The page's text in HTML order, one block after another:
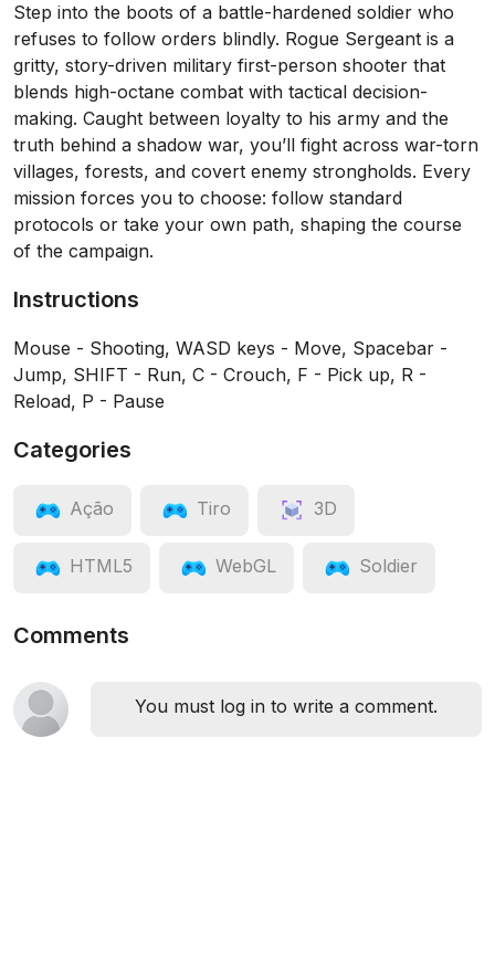
Step into the boots of a battle-hardened soldier who
refuses to follow orders blindly. Rogue Sergeant is a
gritty, story-driven military first-person shooter that
blends high-octane combat with tactical decision-
making. Caught between loyalty to his army and the
truth behind a shadow war, you’ll fight across war-torn
villages, forests, and covert enemy strongholds. Every
mission forces you to choose: follow standard
protocols or take your own path, shaping the course
of the campaign.
Instructions
Mouse - Shooting, WASD keys - Move, Spacebar -
Jump, SHIFT - Run, C - Crouch, F - Pick up, R -
Reload, P - Pause
Categories
Ação Tiro 3D
HTML5 WebGL Soldier
Comments
You must log in to write a comment.